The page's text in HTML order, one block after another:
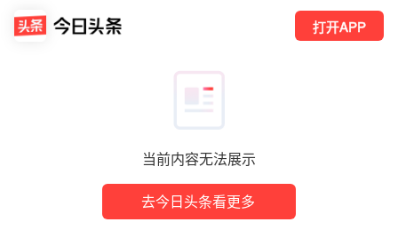
当前内容无法展示
去今日头条看更多
打开APP